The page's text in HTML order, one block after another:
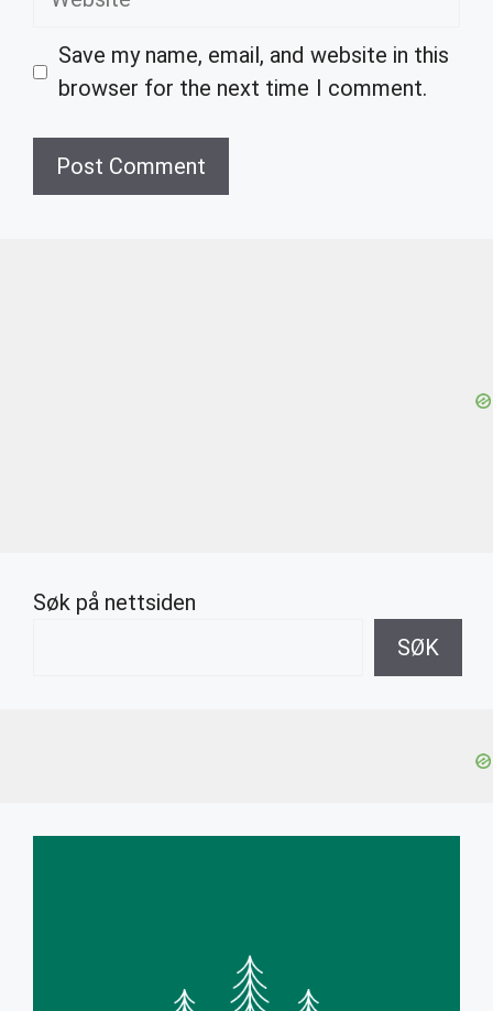
Save my name, email, and website in this
browser for the next time I comment.
Søk på nettsiden
SØK